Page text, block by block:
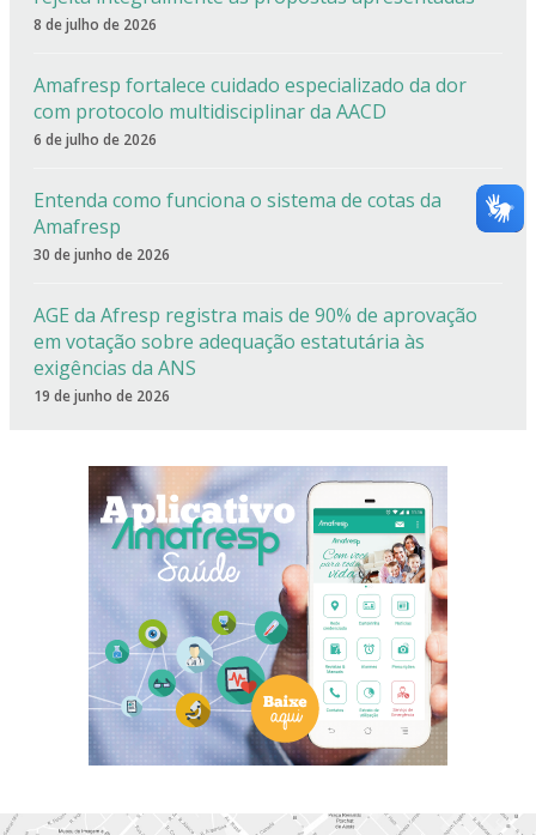
8 de julho de 2026
Amafresp fortalece cuidado especializado da dor
com protocolo multidisciplinar da AACD
6 de julho de 2026
Entenda como funciona o sistema de cotas da
Amafresp
30 de junho de 2026
AGE da Afresp registra mais de 90% de aprovação
em votação sobre adequação estatutária às
exigências da ANS
19 de junho de 2026